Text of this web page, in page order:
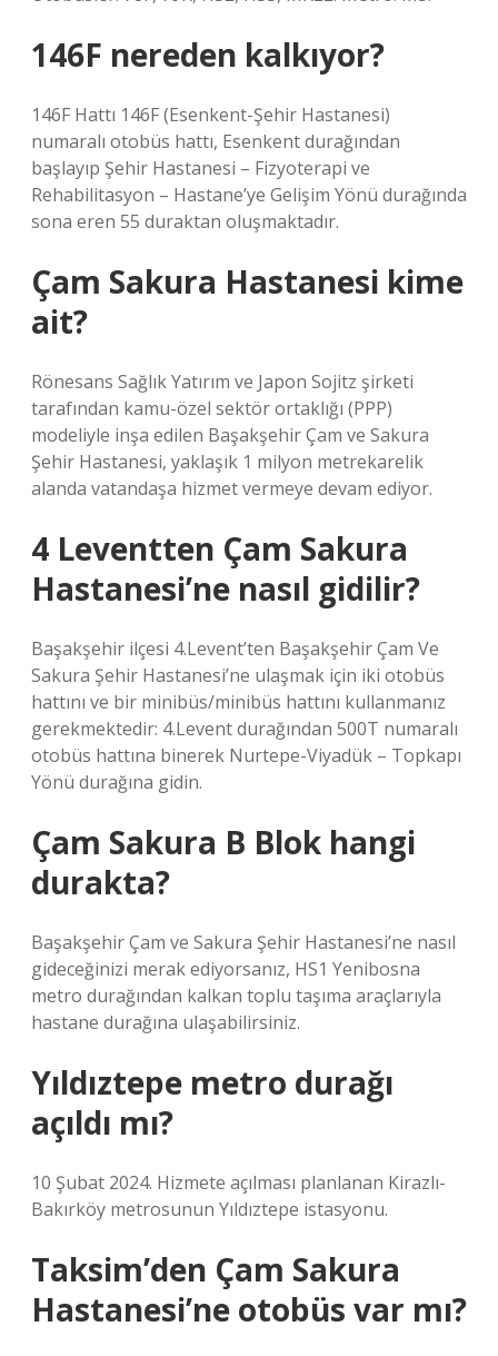
146F nereden kalkıyor?
146F Hattı 146F (Esenkent-Şehir Hastanesi)
numaralı otobüs hattı, Esenkent durağından
başlayıp Şehir Hastanesi – Fizyoterapi ve
Rehabilitasyon – Hastane’ye Gelişim Yönü durağında
sona eren 55 duraktan oluşmaktadır.
Çam Sakura Hastanesi kime
ait?
Rönesans Sağlık Yatırım ve Japon Sojitz şirketi
tarafından kamu-özel sektör ortaklığı (PPP)
modeliyle inşa edilen Başakşehir Çam ve Sakura
Şehir Hastanesi, yaklaşık 1 milyon metrekarelik
alanda vatandaşa hizmet vermeye devam ediyor.
4 Leventten Çam Sakura
Hastanesi’ne nasıl gidilir?
Başakşehir ilçesi 4.Levent’ten Başakşehir Çam Ve
Sakura Şehir Hastanesi’ne ulaşmak için iki otobüs
hattını ve bir minibüs/minibüs hattını kullanmanız
gerekmektedir: 4.Levent durağından 500T numaralı
otobüs hattına binerek Nurtepe-Viyadük – Topkapı
Yönü durağına gidin.
Çam Sakura B Blok hangi
durakta?
Başakşehir Çam ve Sakura Şehir Hastanesi’ne nasıl
gideceğinizi merak ediyorsanız, HS1 Yenibosna
metro durağından kalkan toplu taşıma araçlarıyla
hastane durağına ulaşabilirsiniz.
Yıldıztepe metro durağı
açıldı mı?
10 Şubat 2024. Hizmete açılması planlanan Kirazlı-
Bakırköy metrosunun Yıldıztepe istasyonu.
Taksim’den Çam Sakura
Hastanesi’ne otobüs var mı?